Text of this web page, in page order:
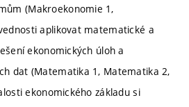
(Makroekonomie 1,
aplikovat matematické a
ekonomických úloh a
dat (Matematika 1, Matematika 2,
ekonomického základu si